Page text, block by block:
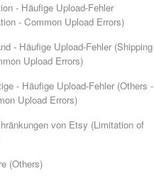
- Häufige Upload-Fehler
- Common Upload Errors)
- Häufige Upload-Fehler (Shipping
Upload Errors)
- Häufige Upload-Fehler (Others -
Upload Errors)
von Etsy (Limitation of
(Others)